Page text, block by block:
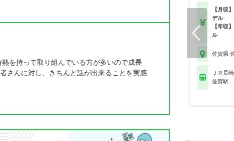
を持って取り組んでいる方が多いので成長
さんに対し、きちんと話が出来ることを実感
【月収
デル
【年収
ル
佐賀県
ＪＲ長
佐賀駅